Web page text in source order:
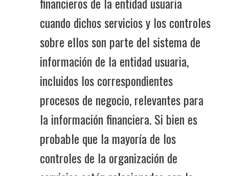
cuando dichos servicios y los controles
sobre ellos son parte del sistema de
información de la entidad usuaria,
incluidos los correspondientes
procesos de negocio, relevantes para
la información financiera. Si bien es
probable que la mayoría de los
controles de la organización de